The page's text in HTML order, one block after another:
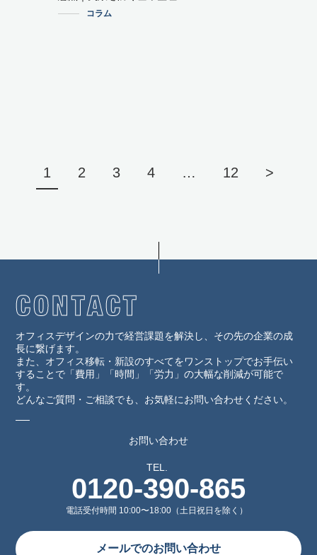
コラム
1 2 3 4 … 12 >
オフィスデザインの力で経営課題を解決し、その先の企業の成
長に繋げます。
また、オフィス移転・新設のすべてをワンストップでお手伝い
することで「費用」「時間」「労力」の大幅な削減が可能で
す。
どんなご質問・ご相談でも、お気軽にお問い合わせください。
お問い合わせ
TEL.
0120-390-865
電話受付時間 10:00〜18:00（土日祝日を除く）
メールでのお問い合わせ